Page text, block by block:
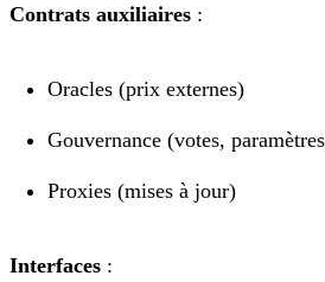
Contrats auxiliaires :
Oracles (prix externes)
Gouvernance (votes,
Proxies (mises à jour)
Interfaces :